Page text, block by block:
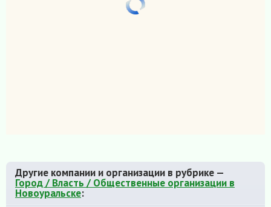
Другие компании и организации в рубрике —
Город / Власть / Общественные организации в
Новоуральске: